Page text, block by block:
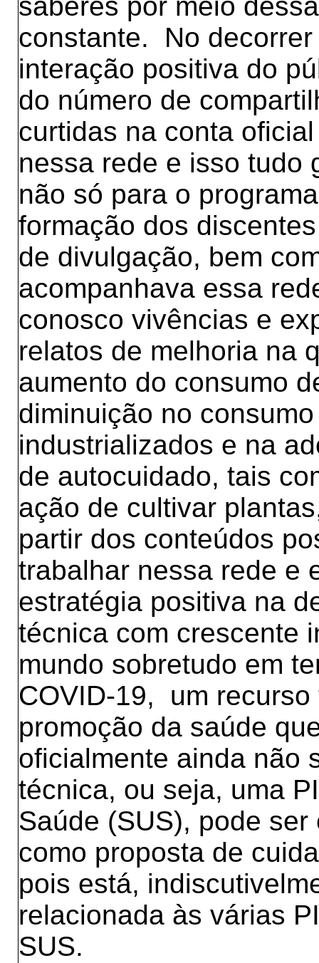
saberes por meio
constante. No
interação positiva do
do número de
curtidas na conta
nessa rede e isso tudo
não só para o
formação dos
de divulgação, bem
acompanhava essa
conosco vivências e
relatos de melhoria na
aumento do consumo
diminuição no
industrializados e na
de autocuidado, tais
ação de cultivar
partir dos conteúdos
trabalhar nessa rede e
estratégia positiva na
técnica com crescente
mundo sobretudo em
COVID-19, um
promoção da saúde
oficialmente ainda não
técnica, ou seja, uma
Saúde (SUS), pode
como proposta de
pois está,
relacionada às várias
SUS.